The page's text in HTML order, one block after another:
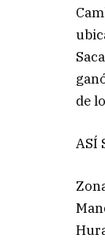
de
ASÍ